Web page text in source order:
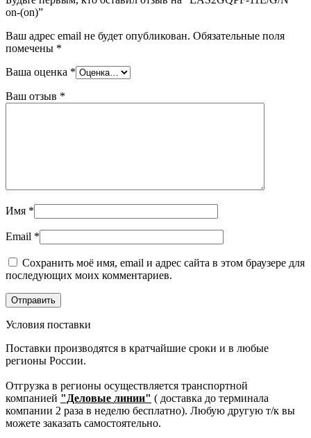
on-(on)”
Ваш адрес email не будет опубликован. Обязательные поля
помечены *
Ваша оценка *
Ваш отзыв *
Имя *
Email *
Сохранить моё имя, email и адрес сайта в этом браузере для
последующих моих комментариев.
Условия поставки
Поставки производятся в кратчайшие сроки и в любые
регионы России.
Отгрузка в регионы осуществляется транспортной
компанией "Деловые линии" ( доставка до терминала
компании 2 раза в неделю бесплатно). Любую другую т/к вы
можете заказать самостоятельно.